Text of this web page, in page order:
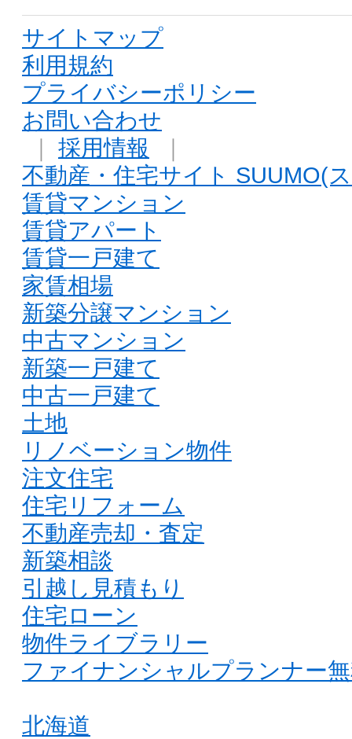
サイトマップ
利用規約
プライバシーポリシー
お問い合わせ
｜ 採用情報 ｜
不動産・住宅サイト SUUMO(
賃貸マンション
賃貸アパート
賃貸一戸建て
家賃相場
新築分譲マンション
中古マンション
新築一戸建て
中古一戸建て
土地
リノベーション物件
注文住宅
住宅リフォーム
不動産売却・査定
新築相談
引越し見積もり
住宅ローン
物件ライブラリー
ファイナンシャルプランナー
北海道